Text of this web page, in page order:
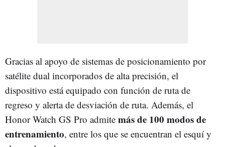
Gracias al apoyo de sistemas de posicionamiento por
satélite dual incorporados de alta precisión, el
dispositivo está equipado con función de ruta de
regreso y alerta de desviación de ruta. Además, el
Honor Watch GS Pro admite más de 100 modos de
entrenamiento, entre los que se encuentran el esquí y